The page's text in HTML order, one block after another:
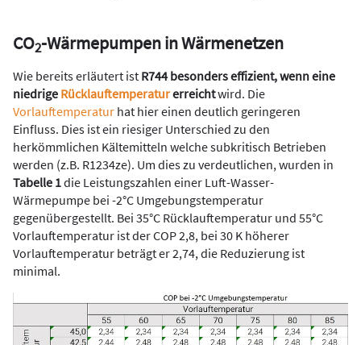
CO2-Wärmepumpen in Wärmenetzen
Wie bereits erläutert ist R744 besonders effizient, wenn eine
niedrige Rücklauftemperaturerreichtwird. Die
Vorlauftemperatur hat hier einen deutlich geringeren
Einfluss. Dies ist ein riesiger Unterschied zu den
herkömmlichen Kältemitteln welche subkritisch Betrieben
werden (z.B. R1234ze). Um dies zu verdeutlichen, wurden in
Tabelle 1die Leistungszahlen einer Luft-Wasser-
Wärmepumpe bei -2°C Umgebungstemperatur
gegenübergestellt. Bei 35°C Rücklauftemperatur und 55°C
Vorlauftemperatur ist der COP 2,8, bei 30 K höherer
Vorlauftemperatur beträgt er 2,74, die Reduzierung ist
minimal.